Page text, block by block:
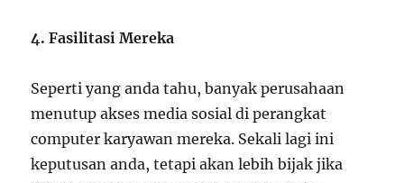
4.Fasilitasi Mereka
Seperti yang anda tahu, banyak perusahaan
menutup akses media sosial di perangkat
computer karyawan mereka. Sekali lagi ini
keputusan anda, tetapi akan lebih bijak jika